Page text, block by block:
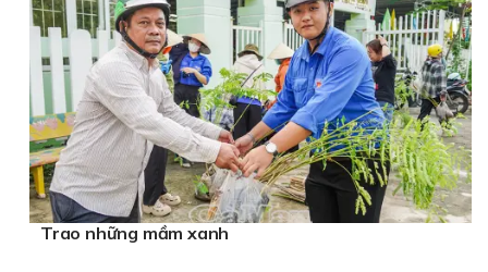
Trao những mầm xanh